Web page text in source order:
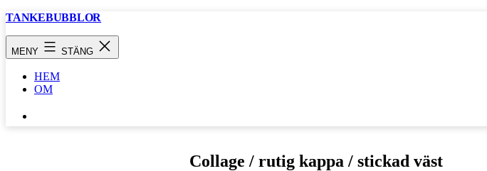
Hoppa
TANKEBUBBLOR
MENY STÄNG
HEM
OM
…
Collage / rutig kappa / stickad väst